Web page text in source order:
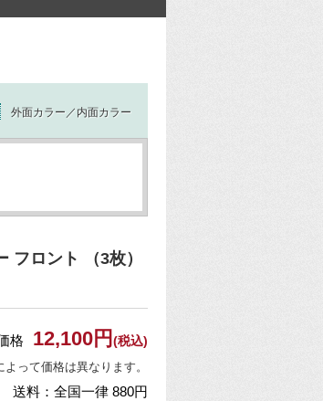
外面カラー／内面カラー
フロント （3枚）
格 12,100円 (税込)
って価格は異なります。
送料：全国一律 880円